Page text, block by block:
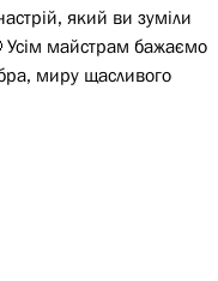
який ви зуміли
Усім майстрам бажаємо
миру щасливого